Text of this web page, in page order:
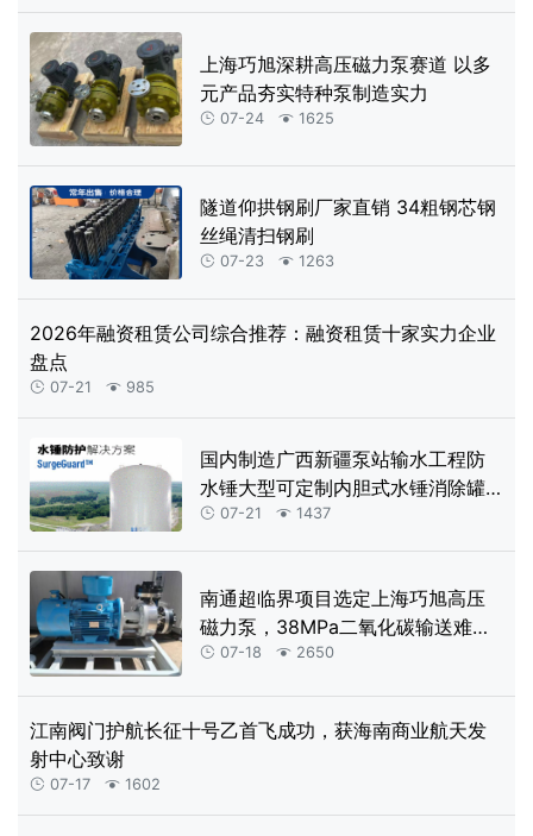
上海巧旭深耕高压磁力泵赛道 以多
元产品夯实特种泵制造实力
 07-24 1625
隧道仰拱钢刷厂家直销 34粗钢芯钢
丝绳清扫钢刷
 07-23 1263
2026年融资租赁公司综合推荐：融资租赁十家实力企业
盘点
 07-21  985
国内制造广西新疆泵站输水工程防
水锤大型可定制内胆式水锤消除罐
及全自动控制系统
 07-21 1437
南通超临界项目选定上海巧旭高压
磁力泵，38MPa二氧化碳输送难题
获解
 07-18 2650
江南阀门护航长征十号乙首飞成功，获海南商业航天发
射中心致谢
 07-17  1602